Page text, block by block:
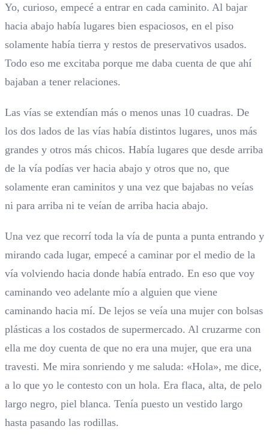
Yo, curioso, empecé a entrar en cada caminito. Al bajar
hacia abajo había lugares bien espaciosos, en el piso
solamente había tierra y restos de preservativos usados.
Todo eso me excitaba porque me daba cuenta de que ahí
bajaban a tener relaciones.
Las vías se extendían más o menos unas 10 cuadras. De
los dos lados de las vías había distintos lugares, unos más
grandes y otros más chicos. Había lugares que desde arriba
de la vía podías ver hacia abajo y otros que no, que
solamente eran caminitos y una vez que bajabas no veías
ni para arriba ni te veían de arriba hacia abajo.
Una vez que recorrí toda la vía de punta a punta entrando y
mirando cada lugar, empecé a caminar por el medio de la
vía volviendo hacia donde había entrado. En eso que voy
caminando veo adelante mío a alguien que viene
caminando hacia mí. De lejos se veía una mujer con bolsas
plásticas a los costados de supermercado. Al cruzarme con
ella me doy cuenta de que no era una mujer, que era una
travesti. Me mira sonriendo y me saluda: «Hola», me dice,
a lo que yo le contesto con un hola. Era flaca, alta, de pelo
largo negro, piel blanca. Tenía puesto un vestido largo
hasta pasando las rodillas.